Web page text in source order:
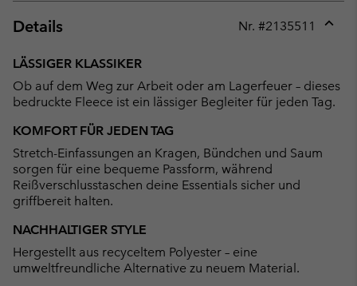
Details Nr. #2135511
LÄSSIGER KLASSIKER
Ob auf dem Weg zur Arbeit oder am Lagerfeuer – dieses
bedruckte Fleece ist ein lässiger Begleiter für jeden Tag.
KOMFORT FÜR JEDEN TAG
Stretch-Einfassungen an Kragen, Bündchen und Saum
sorgen für eine bequeme Passform, während
Reißverschlusstaschen deine Essentials sicher und
griffbereit halten.
NACHHALTIGER STYLE
Hergestellt aus recyceltem Polyester – eine
umweltfreundliche Alternative zu neuem Material.